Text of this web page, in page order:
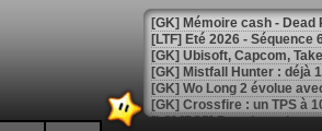
[LTF] Eté 2026 - Séquence
[GK] Mistfall Hunter : déjà
[GK] Wo Long 2 évolue
[GK] Crossfire : un TPS à
[LS] [PS5] Premiers